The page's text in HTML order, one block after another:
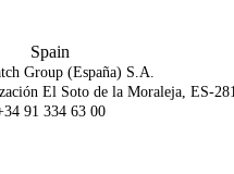
Spain
Group (España) S.A.
El Soto de la Moraleja, ES-
91 334 63 00